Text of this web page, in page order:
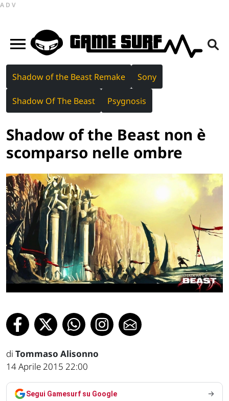
ADV
Shadow of the Beast Remake Sony
Shadow Of The Beast Psygnosis
Shadow of the Beast non è
scomparso nelle ombre
di Tommaso Alisonno
14 Aprile 2015 22:00
Segui Gamesurf su Google